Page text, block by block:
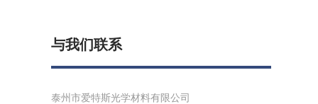
与我们联系
泰州市爱特斯光学材料有限公司